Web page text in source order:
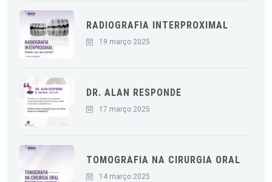
RADIOGRAFIA INTERPROXIMAL
19 março 2025
DR. ALAN RESPONDE
17 março 2025
TOMOGRAFIA NA CIRURGIA ORAL
14 março 2025